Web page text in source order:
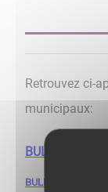
Retrouvez ci-
municipaux:
BULLETIN
BULLETIN